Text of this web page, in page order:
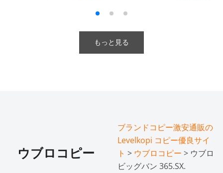
もっと見る
ウブロコピー
ブランドコピー激安通販の
Levelkopi コピー優良サイ
ト > ウブロコピー > ウブロ
ビッグバン 365.SX.